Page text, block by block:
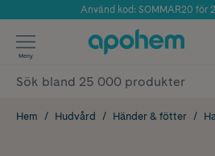
Årets Butik 2025 inom
Använd kod: SOMMAR20 för
✓ Fri frakt
✓ Poäng på alla
Meny
Hem Hudvård Händer & fötter